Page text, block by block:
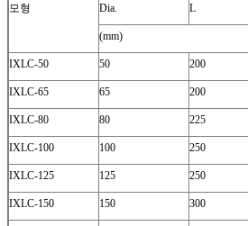
모형 Dia. L
(mm)
IXLC-50 50 200
IXLC-65 65 200
IXLC-80 80 225
IXLC-100 100 250
IXLC-125 125 250
IXLC-150 150 300